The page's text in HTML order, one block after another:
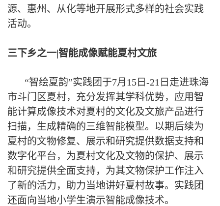
源、惠州、从化等地开展形式多样的社会实践
活动。
三下乡之一|智能成像赋能夏村文旅
“智绘夏韵”实践团 于7月15 日 -21日 走进珠海
市斗门区夏村，充分发挥其学科优势，应用智
能计算成像技术对夏村的文化及文旅产品进行
扫描，生成精确的三维智能模型。 以期后续为
夏村的文物修复、展示和研究提供数据支持和
数字化平台， 为夏村文化及文物的保护、展示
和研究提供全面支持，为其文物保护工作注入
了新的活力，助力当地讲好夏村故事。 实践团
还面向当地小学生演示智能成像技术。